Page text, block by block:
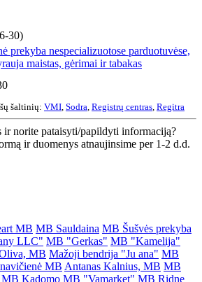
30)
prekyba nespecializuotose parduotuvėse,
maistas, gėrimai ir tabakas
šaltinių: VMI Sodra Registrų centras Regitra
ir norite pataisyti/papildyti informaciją?
ir duomenys atnaujinsime per 1-2 d.d.
MB MB Sauldaina MB Šušvės prekyba
LLC" MB "Gerkas" MB "Kamelija"
MB Mažoji bendrija "Ju ana" MB
MB Antanas Kalnius, MB MB
MB Kadomo MB "Vamarket" MB Ridne